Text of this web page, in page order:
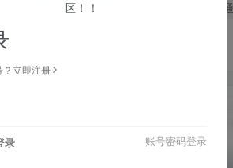
山亭交通
？立即注册
录 账号密码登录